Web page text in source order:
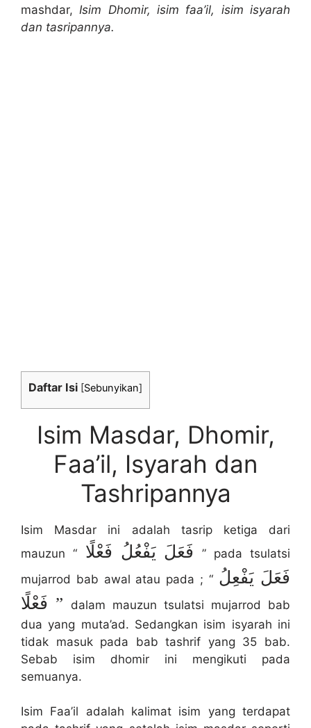
mashdar,Isim Dhomir, isim faa’il, isim isyarah
dan tasripannya.
Daftar Isi [Sebunyikan]
Isim Masdar, Dhomir,
Faa’il, Isyarah dan
Tashripannya
Isim Masdar ini adalah tasrip ketiga dari
mauzun “
فَعَلَ يَفْعُلُ فَعْلًا” pada tsulatsi
mujarrod bab awal atau pada ; “فَعَلَ يَفْعِلُ
”
dalam mauzun tsulatsi mujarrod bab
dua yang muta’ad. Sedangkan isim isyarah ini
tidak masuk pada bab tashrif yang 35 bab.
Sebab isim dhomir ini mengikuti pada
semuanya.
Isim Faa’il adalah kalimat isim yang terdapat